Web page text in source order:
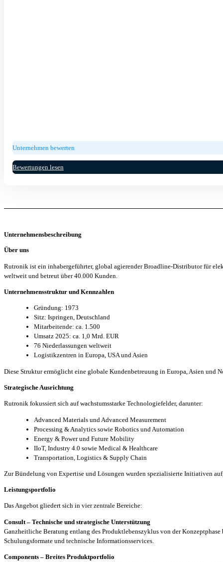
Unternehmen bewerten
Bewertungen lesen
Unternehmensbeschreibung
Über uns
Rutronik ist ein inhabergeführter, global agierender Broadline-Distributor für
weltweit und betreut über 40.000 Kunden.
Unternehmensstruktur und Kennzahlen
Gründung: 1973
Sitz: Ispringen, Deutschland
Mitarbeitende: ca. 1.500
Umsatz 2025: ca. 1,0 Mrd. EUR
76 Niederlassungen weltweit
Logistikzentren in Europa, USA und Asien
Diese Struktur ermöglicht eine globale Kundenbetreuung in Europa, Asien und
Strategische Ausrichtung
Rutronik fokussiert sich auf wachstumsstarke Technologiefelder, darunter:
Advanced Materials und Advanced Measurement
Processing & Analytics sowie Robotics und Automation
Energy & Power und Future Mobility
IIoT, Industry 4.0 sowie Medical & Healthcare
Transportation, Logistics & Supply Chain
Zur Bündelung von Expertise und Lösungen wurden spezialisierte Initiativen
Leistungsportfolio
Das Angebot gliedert sich in vier zentrale Bereiche:
Consult – Technische und strategische Unterstützung
Ganzheitliche Beratung entlang des Produktlebenszyklus von der
Schulungsformate und technische Informationsservices.
Components – Breites Produktportfolio